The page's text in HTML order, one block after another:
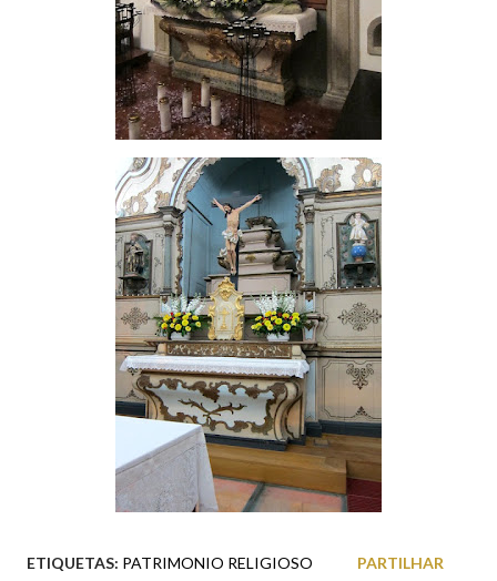
ETIQUETAS: PATRIMONIO RELIGIOSO PARTILHAR